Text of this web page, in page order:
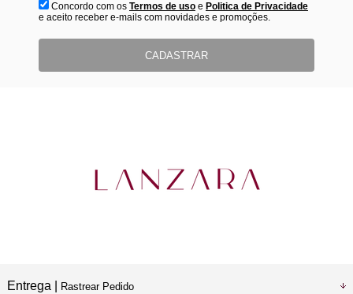
Concordo com os Termos de usoe Politica de Privacidade
e aceito receber e-mails com novidades e promoções.
CADASTRAR
Entrega | Rastrear Pedido